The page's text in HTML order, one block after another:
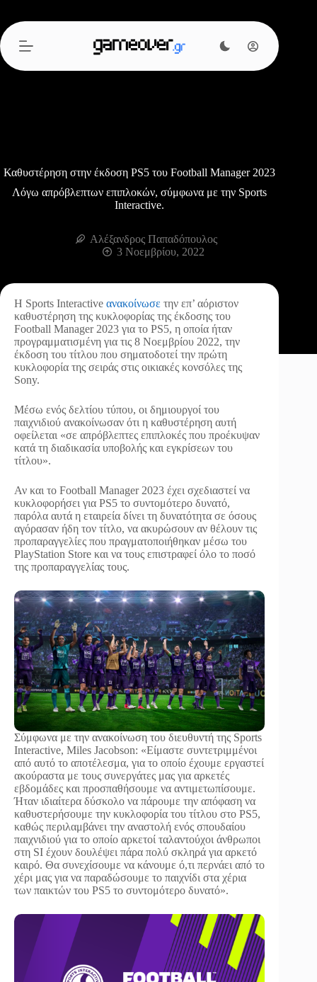
περιεχόμενο
Καθυστέρηση στην έκδοση PS5 του Football Manager 2023
Λόγω απρόβλεπτων επιπλοκών, σύμφωνα με την Sports
Interactive.
Αλέξανδρος Παπαδόπουλος
3 Νοεμβρίου, 2022
Η Sports Interactive ανακοίνωσε την επ’ αόριστον
καθυστέρηση της κυκλοφορίας της έκδοσης του
Football Manager 2023 για το PS5, η οποία ήταν
προγραμματισμένη για τις 8 Νοεμβρίου 2022, την
έκδοση του τίτλου που σηματοδοτεί την πρώτη
κυκλοφορία της σειράς στις οικιακές κονσόλες της
Sony.
Μέσω ενός δελτίου τύπου, οι δημιουργοί του
παιχνιδιού ανακοίνωσαν ότι η καθυστέρηση αυτή
οφείλεται «σε απρόβλεπτες επιπλοκές που προέκυψαν
κατά τη διαδικασία υποβολής και εγκρίσεων του
τίτλου».
Αν και το Football Manager 2023 έχει σχεδιαστεί να
κυκλοφορήσει για PS5 το συντομότερο δυνατό,
παρόλα αυτά η εταιρεία δίνει τη δυνατότητα σε όσους
αγόρασαν ήδη τον τίτλο, να ακυρώσουν αν θέλουν τις
προπαραγγελίες που πραγματοποιήθηκαν μέσω του
PlayStation Store και να τους επιστραφεί όλο το ποσό
της προπαραγγελίας τους.
Σύμφωνα με την ανακοίνωση του διευθυντή της Sports
Interactive, Miles Jacobson: «Είμαστε συντετριμμένοι
από αυτό το αποτέλεσμα, για το οποίο έχουμε εργαστεί
ακούραστα με τους συνεργάτες μας για αρκετές
εβδομάδες και προσπαθήσουμε να αντιμετωπίσουμε.
Ήταν ιδιαίτερα δύσκολο να πάρουμε την απόφαση να
καθυστερήσουμε την κυκλοφορία του τίτλου στο PS5,
καθώς περιλαμβάνει την αναστολή ενός σπουδαίου
παιχνιδιού για το οποίο αρκετοί ταλαντούχοι άνθρωποι
στη SI έχουν δουλέψει πάρα πολύ σκληρά για αρκετό
καιρό. Θα συνεχίσουμε να κάνουμε ό,τι περνάει από το
χέρι μας για να παραδώσουμε το παιχνίδι στα χέρια
των παικτών του PS5 το συντομότερο δυνατό».